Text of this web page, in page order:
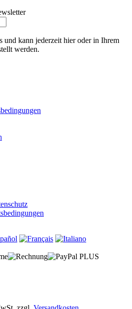
und kann jederzeit hier oder in Ihrem
werden.